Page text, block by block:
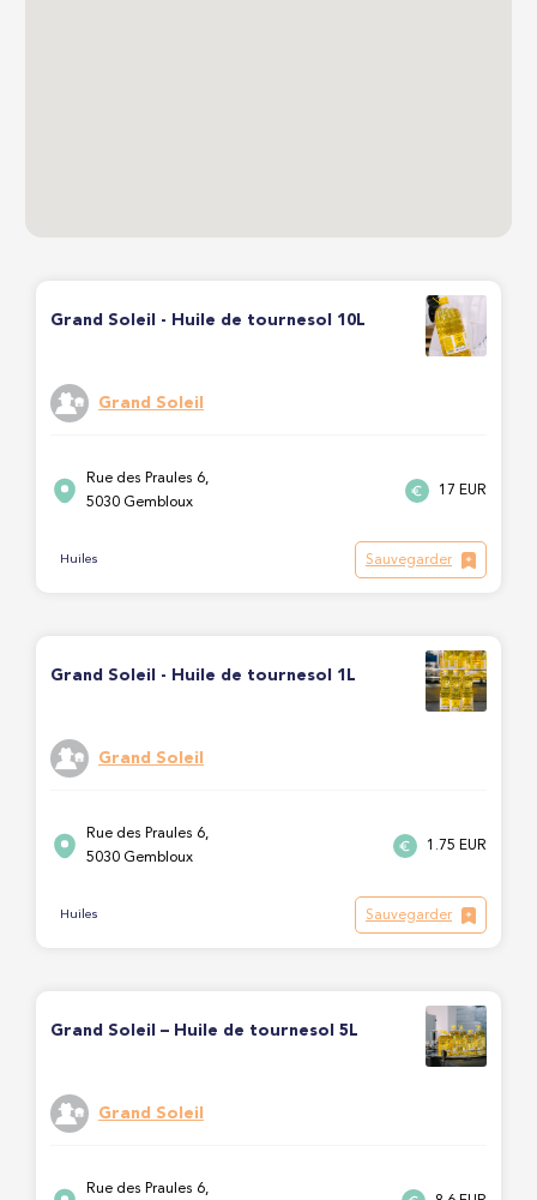
Grand Soleil - Huile de tournesol 10L
Grand Soleil
Rue des Praules 6,
5030 Gembloux
17 EUR
Huiles Sauvegarder
Grand Soleil - Huile de tournesol 1L
Grand Soleil
Rue des Praules 6,
5030 Gembloux
1.75 EUR
Huiles Sauvegarder
Grand Soleil – Huile de tournesol 5L
Grand Soleil
Rue des Praules 6,